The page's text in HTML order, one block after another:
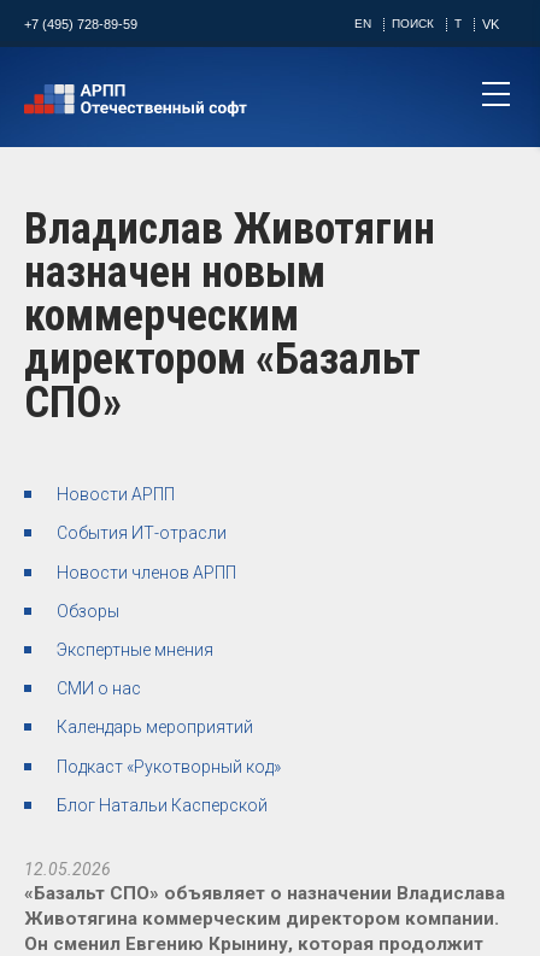
+7 (495) 728-89-59 EN ПОИСК T VK
Владислав Животягин
назначен новым
коммерческим
директором «Базальт
СПО»
Новости АРПП
События ИТ-отрасли
Новости членов АРПП
Обзоры
Экспертные мнения
СМИ о нас
Календарь мероприятий
Подкаст «Рукотворный код»
Блог Натальи Касперской
12.05.2026
«Базальт СПО» объявляет о назначении Владислава
Животягина коммерческим директором компании.
Он сменил Евгению Крынину, которая продолжит